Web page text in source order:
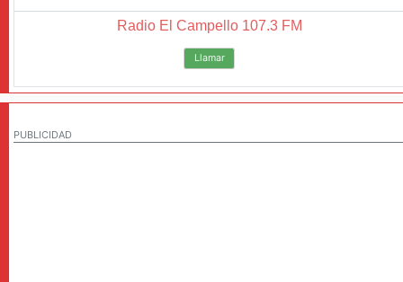
Radio El Campello 107.3 FM
Llamar
PUBLICIDAD